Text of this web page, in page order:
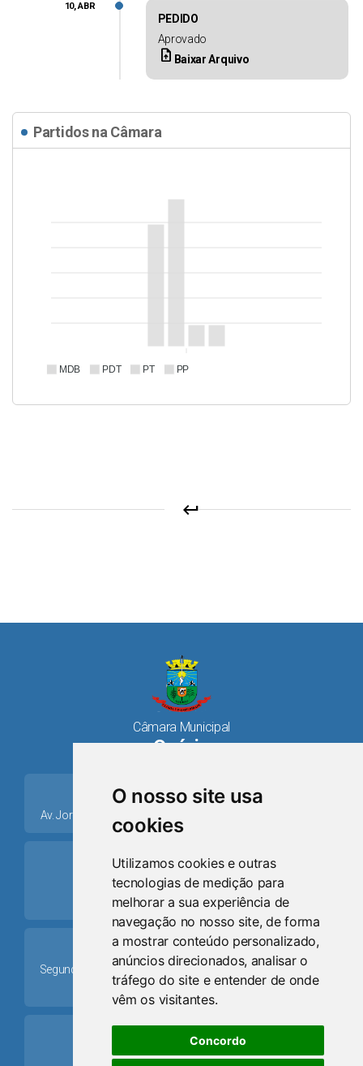
O nosso site usa
cookies
Utilizamos cookies e outras
tecnologias de medição para
melhorar a sua experiência de
navegação no nosso site, de forma
a mostrar conteúdo personalizado,
anúncios direcionados, analisar o
tráfego do site e entender de onde
vêm os visitantes.
Concordo
PEDIDO
Aprovado
upload_file Baixar Arquivo
10, ABR
Partidos na Câmara
MDB PDT PT PP
keyboard_return
Câmara Municipal
Osório
place
Av. Jorge Dariva, 1211, Centro CEP: 95520.000 - Osório/RS
ring_volume
Telefone
(51) 9 8024-0884
Schedule
Segunda-feira a Sexta-feira: 08h às 12h e das 13h30min às
17h30min
mail
Email